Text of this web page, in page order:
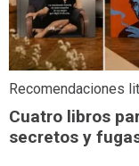
Recomendaciones
Cuatro libros
secretos y